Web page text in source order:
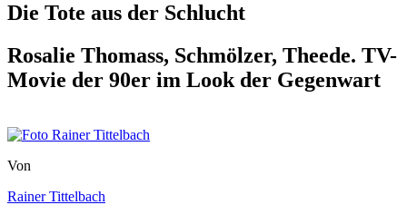
Die Tote aus der Schlucht
Rosalie Thomass, Schmölzer, Theede. TV-
Movie der 90er im Look der Gegenwart
Von
Rainer Tittelbach